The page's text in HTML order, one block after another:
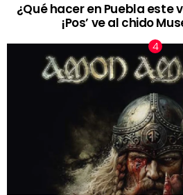
¿Qué hacer en Puebla este
¡Pos’ ve al chido